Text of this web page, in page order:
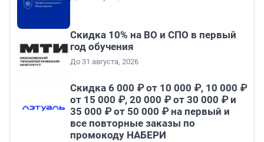
Скидка 10% на ВО и СПО в первый
год обучения
До 31 августа, 2026
Скидка 6 000 ₽ от 10 000 ₽, 10 000 ₽
от 15 000 ₽, 20 000 ₽ от 30 000 ₽ и
35 000 ₽ от 50 000 ₽ на первый и
все повторные заказы по
промокоду НАБЕРИ